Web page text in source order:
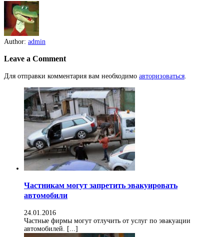
Author: admin
Leave a Comment
Для отправки комментария вам необходимо авторизоваться
Частникам могут запретить эвакуировать
автомобили
24.01.2016
Частные фирмы могут отлучить от услуг по эвакуации
автомобилей. [...]